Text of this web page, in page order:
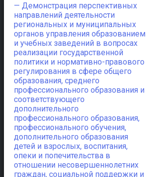
— Демонстрация перспективных
направлений деятельности
региональных и муниципальных
органов управления образованием
и учебных заведений в вопросах
реализации государственной
политики и нормативно-правового
регулирования в сфере общего
образования, среднего
профессионального образования и
соответствующего
дополнительного
профессионального образования,
профессионального обучения,
дополнительного образования
детей и взрослых, воспитания,
опеки и попечительства в
отношении несовершеннолетних
граждан, социальной поддержки и